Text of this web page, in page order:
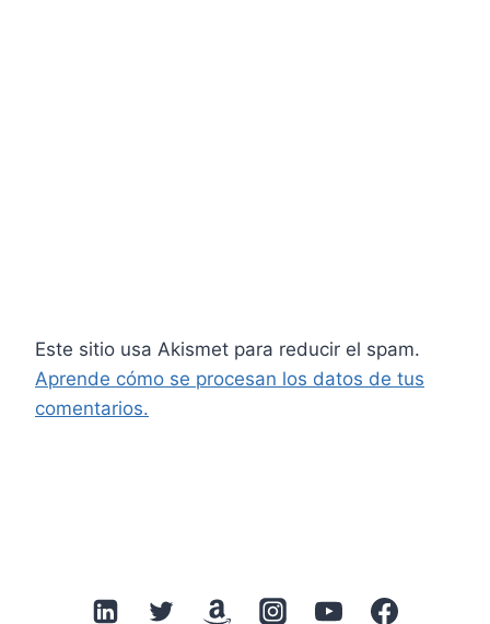
Este sitio usa Akismet para reducir el spam.
Aprende cómo se procesan los datos de tus
comentarios.